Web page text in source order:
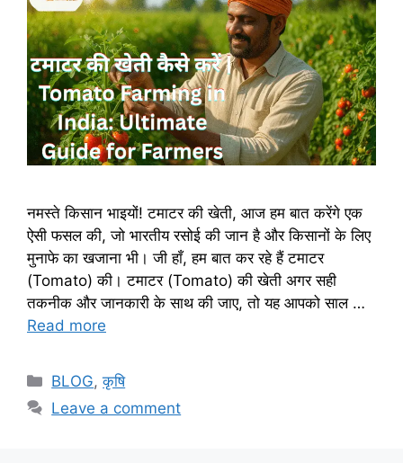
नमस्ते किसान भाइयों! टमाटर की खेती, आज हम बात करेंगे एक
ऐसी फसल की, जो भारतीय रसोई की जान है और किसानों के लिए
मुनाफे का खजाना भी। जी हाँ, हम बात कर रहे हैं टमाटर
(Tomato) की। टमाटर (Tomato) की खेती अगर सही
तकनीक और जानकारी के साथ की जाए, तो यह आपको साल …
Read more
BLOG,कृषि
Leave a comment